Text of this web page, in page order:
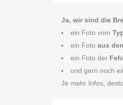
Ja, wir sind die
ein Foto vom
ein Foto aus
ein Foto der
und gern noch
Je mehr Infos,